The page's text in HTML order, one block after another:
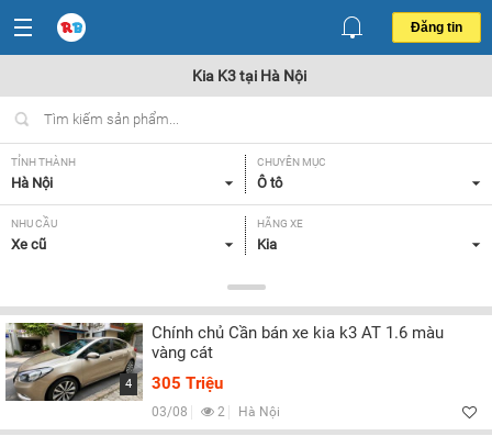
Đăng tin
Kia K3 tại Hà Nội
TỈNH THÀNH
Hà Nội
CHUYÊN MỤC
Ô tô
NHU CẦU
Xe cũ
HÃNG XE
Kia
K3
NĂM SẢN XUẤT
Tất cả
GIÁ XE
Tất cả
Tất cả
4
Chính chủ Cần bán xe kia k3 AT 1.6 màu
vàng cát
305 Triệu
03/08 2 Hà Nội